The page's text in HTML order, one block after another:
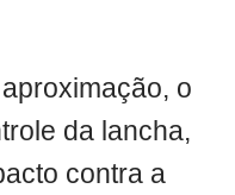
o
da lancha,
contra a